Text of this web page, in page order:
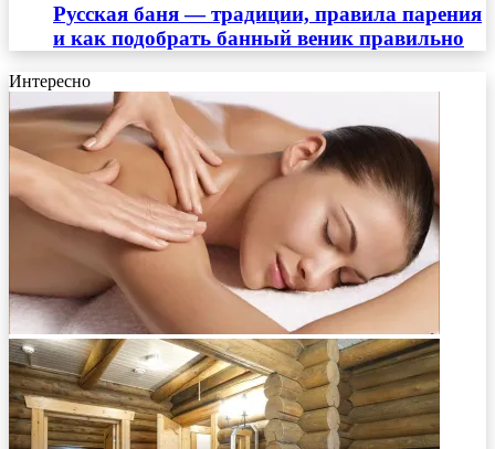
Русская баня — традиции, правила парения
и как подобрать банный веник правильно
Интересно